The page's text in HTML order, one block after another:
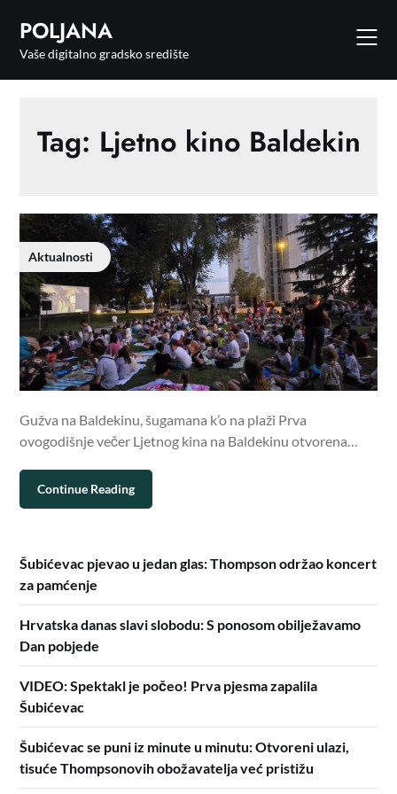
POLJANA
Vaše digitalno gradsko središte
Tag: Ljetno kino Baldekin
Aktualnosti
Gužva na Baldekinu, šugamana k’o na plaži Prva
ovogodišnje večer Ljetnog kina na Baldekinu otvorena…
Continue Reading
Šubićevac pjevao u jedan glas: Thompson održao koncert
za pamćenje
Hrvatska danas slavi slobodu: S ponosom obilježavamo
Dan pobjede
VIDEO: Spektakl je počeo! Prva pjesma zapalila
Šubićevac
Šubićevac se puni iz minute u minutu: Otvoreni ulazi,
tisuće Thompsonovih obožavatelja već pristižu